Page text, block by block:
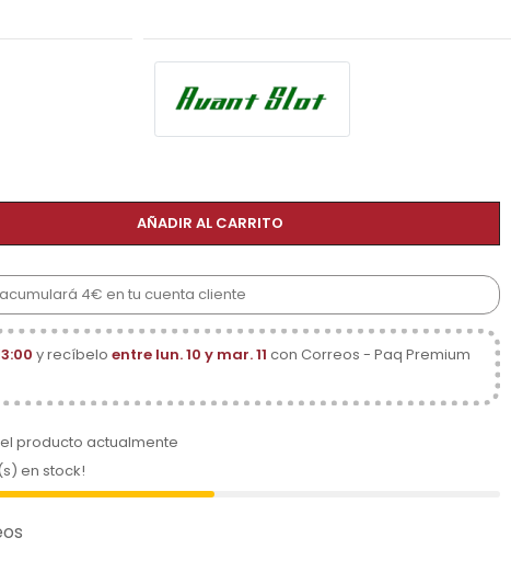
AÑADIR AL CARRITO
4€ en tu cuenta cliente
y recíbelo entre lun. 10 y mar. 11 con Correos - Paq Premium
producto actualmente
en stock!